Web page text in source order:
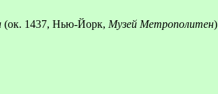
(ок. 1437, Нью-Йорк, Музей Метрополитен)